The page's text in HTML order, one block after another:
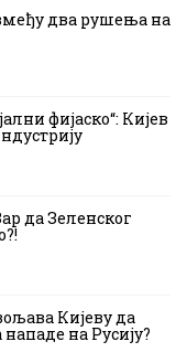
два рушења на
фијаско“: Кијев
да Зеленског
Кијеву да
на Русију?